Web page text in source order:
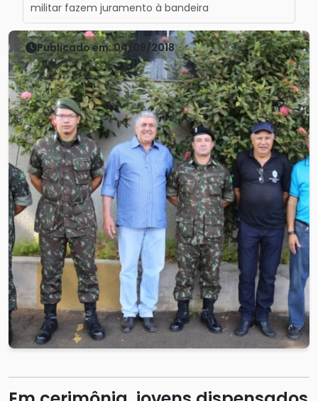
militar fazem juramento à bandeira
Publicado em: 04/09/2018